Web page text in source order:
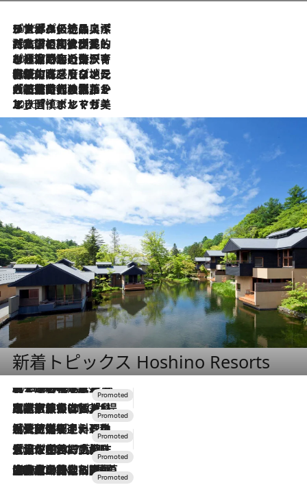
2026.8.8
リスボンの絶品スイーツ「パステル・デ・ナタ」とは？ポルトガル伝統の奥深い世界へ
2026.7.27
「私の祖国はポルトガル語です」国民的詩人フェルナンド・ペソアと、彼が愛した文学の街を歩く
2026.7.26
ポルトガル近海が育む極上の海の幸。キリリと冷えた白ワインと愉しむ、シーフード専門店の贅沢
2026.7.22
伝統の味をモダンに昇華。高感度な地元客が集う、リスボンの最旬ガストロノミー
2026.7.21
大航海時代の栄華から、震災、独裁、そして革命へ。ポルトガル・首都リスボンの石畳に刻まれた「歴史の光と影」
2026.7.13
エッセイ・ヤマザキマリ「慎ましくも美しき国 ポルトガル」
新着トピックス Hoshino Resorts
2026.8.7
【トンボの足水浴】ヒノキの香りに包まれて涼感マックス！約13℃の湧水かけ流しを避暑地「星野温泉 トンボの湯」で体験
2026.7.31
【ホテル帰省】という選択肢をOMOが提案。家族とほどよい距離を保つには「昼は実家、夜は気兼ねなくホテルで！」
2026.7.24
【夏限定ディナーコース】旬を迎える稚鮎や花ズッキーニなどをイタリア・トスカーナの郷土料理の手法で満喫！
2026.7.17
「土佐和ハーブかき氷」がOMO7高知に登場！生姜、山椒、大葉など目にも舌にも涼を呼ぶ郷土の味
2026.7.10
NEW OPEN！【界 草津】名湯の地に誕生。趣の異なる2種の温泉と上州ならではの会席・蕎麦割烹など美食を味わう究極の癒やし旅